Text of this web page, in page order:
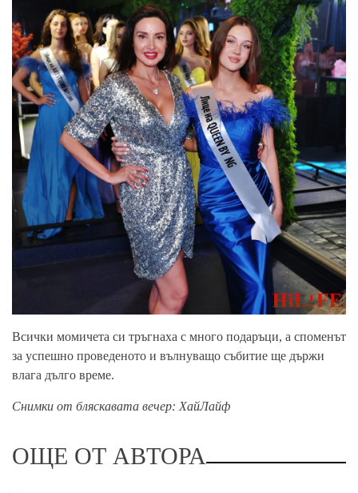
Всички момичета си тръгнаха с много подаръци, а споменът
за успешно проведеното и вълнуващо събитие ще държи
влага дълго време.
Снимки от бляскавата вечер: ХайЛайф
ОЩЕ ОТ АВТОРА